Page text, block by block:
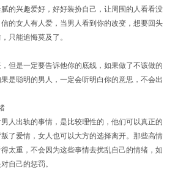
的兴趣爱好，好好装扮自己，让周围的人看看没
的女人有人爱，当男人看到你的改变，想要回头
只能追悔莫及了。
是一定要告诉他你的底线，如果做了不该做的
是聪明的男人，一定会听明白你的意思，不会出
出轨的事情，是比较理性的，他们可以真正的
了爱情，女人也可以大方的选择离开。那些高情
太重，不会因为这些事情去扰乱自己的情绪，如
自己的惩罚。